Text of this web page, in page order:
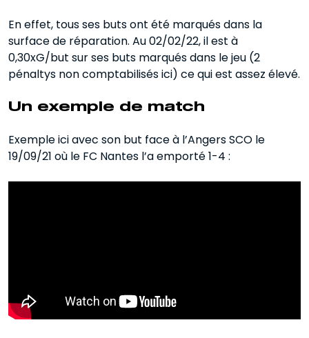
En effet, tous ses buts ont été marqués dans la
surface de réparation. Au 02/02/22, il est à
0,30xG/but sur ses buts marqués dans le jeu (2
pénaltys non comptabilisés ici) ce qui est assez élevé.
Un exemple de match
Exemple ici avec son but face à l’Angers SCO le
19/09/21 où le FC Nantes l’a emporté 1-4 :